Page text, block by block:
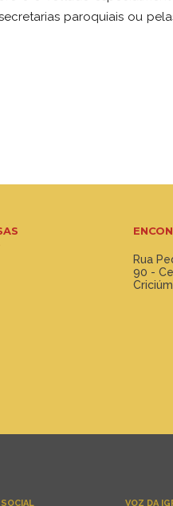
paroquiais ou
Rua
90 -
VOZ DA